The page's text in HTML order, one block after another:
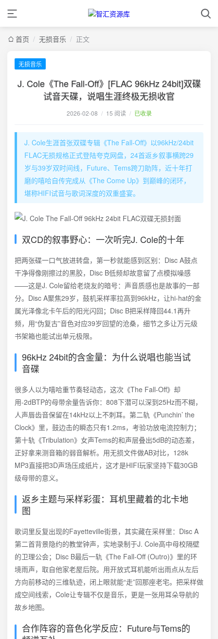
首页 / 无损音乐 / 正文
无损音乐
J. Cole《The Fall-Off》[FLAC 96kHz 24bit]双碟
试音天碟，说唱生涯终极无损收官
2026-02-08 / 15 阅读 / 已收录
J. Cole生涯首张双碟专辑《The Fall-Off》以96kHz/24bit
FLAC无损规格正式登陆夸克网盘，24首返乡叙事横跨29
岁与39岁双时间线，Future、Tems跨刀助阵，近十年打
磨的嘻哈自传完成从《The Come Up》到巅峰的闭环，
堪称HIFI试音与歌词深度的双重盛宴。
双CD的叙事野心：一次听完J. Cole的十年
把两张碟一口气放进转盘，第一秒就能感到区别：Disc A鼓点
干净得像刚擦过的黑胶，Disc B低频却故意留了点模拟噪感
——这是J. Cole留给老烧友的暗号：声音质感也是故事的一部
分。Disc A聚焦29岁，鼓机采样率拉高到96kHz，让hi-hat的金
属光泽像北卡午后的阳光闪回；Disc B把采样降回44.1再升
频，用“伪复古”音色对应39岁回望的沧桑，细节之多让万元级
书架箱也能试出单元极限。
96kHz 24bit的含金量：为什么说唱也能当试
音碟
很多人以为嘻哈重节奏轻动态，这次《The Fall-Off》却
用-2dBTP的母带余量告诉你：808下潜可以深到25Hz而不糊，
人声唇齿音保留在14kHz以上不刺耳。第二轨《Punchin’ the
Clock》里，鼓边击的瞬态只有1.2ms，考验功放电流控制力；
第十轨《Tribulation》女声Tems的和声层叠出5dB的动态差，
正好拿来测音箱的弱音解析。用无损文件做AB对比，128k
MP3直接把3D声场压成纸片，这才是HIFI玩家坚持下载30GB
级母带的意义。
返乡主题与采样彩蛋：耳机里藏着的北卡地
图
歌词里反复出现的Fayetteville街景，其实藏在采样里：Disc A
第二首背景隐约的教堂钟声，实地录制于J. Cole高中母校隔壁
的卫理公会；Disc B最后一轨《The Fall-Off (Outro)》里的环
境雨声，取自他家老屋后院。用开放式耳机能听出雨点从左后
方向前移动的三维轨迹，闭上眼就能“走”回那座老宅。把采样做
成空间线索，Cole让专辑不仅是音乐，更是一张用耳朵导航的
故乡地图。
合作阵容的音色化学反应：Future与Tems的